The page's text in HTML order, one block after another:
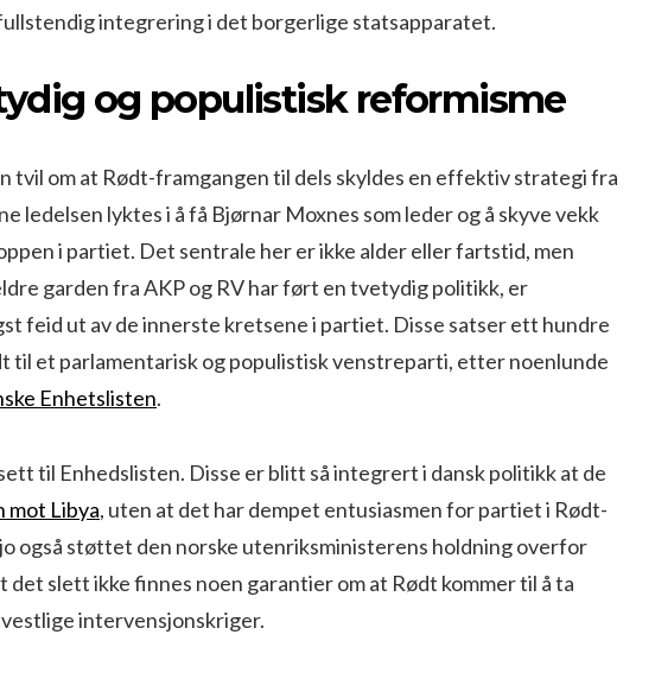
integrering i det borgerlige statsapparatet.
og populistisk reformisme
tvil om at Rødt-framgangen til dels skyldes en effektiv strategi fra
ledelsen lyktes i å få Bjørnar Moxnes som leder og å skyve vekk
i partiet. Det sentrale her er ikke alder eller fartstid, men
garden fra AKP og RV har ført en tvetydig politikk, er
feid ut av de innerste kretsene i partiet. Disse satser ett hundre
til et parlamentarisk og populistisk venstreparti, etter noenlunde
Enhetslisten.
til Enhedslisten. Disse er blitt så integrert i dansk politikk at de
Libya, uten at det har dempet entusiasmen for partiet i Rødt-
også støttet den norske utenriksministerens holdning overfor
det slett ikke finnes noen garantier om at Rødt kommer til å ta
intervensjonskriger.